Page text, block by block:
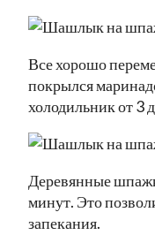
Все хорошо
покрылся
холодильник от 3
Деревянные
минут. Это
запекания.